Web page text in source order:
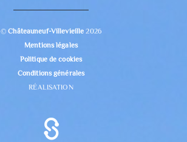
©Châteauneuf-Villevieille 2026
Mentions légales
Politique de cookies
Conditions générales
RÉALISATION